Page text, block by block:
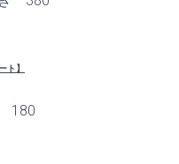
ト】
180